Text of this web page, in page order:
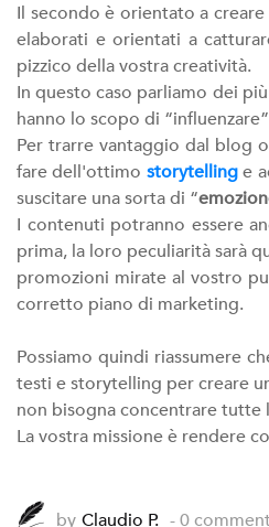
Il secondo è orientato a
elaborati e orientati a
pizzico della vostra creatività.
In questo caso parliamo dei
hanno lo scopo di
Per trarre vantaggio dal blog
fare dell'ottimo storytellinge
suscitare una sorta di “
I contenuti potranno essere
prima, la loro peculiarità sarà
promozioni mirate al vostro
corretto piano di marketing.
Possiamo quindi riassumere
testi e storytelling per creare
non bisogna concentrare tutte
La vostra missione è rendere
by Claudio P. - 0